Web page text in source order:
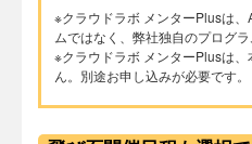
※クラウドラボ メンターPlusは
ムではなく、弊社独自のプログラ
※クラウドラボ メンターPlusは
ん。別途お申し込みが必要です。